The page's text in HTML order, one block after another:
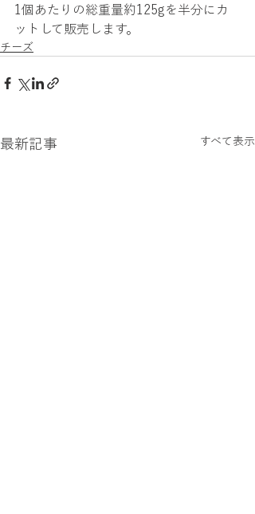
1個あたりの総重量約125gを半分にカ
ットして販売します。
チーズ
最新記事 すべて表示